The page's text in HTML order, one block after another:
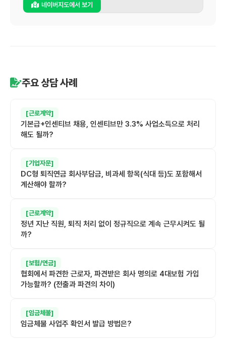
네이버지도에서 보기
주요 상담 사례
[근로계약]
기본급+인센티브 채용, 인센티브만 3.3% 사업소득으로 처리
해도 될까?
[기업자문]
DC형 퇴직연금 회사부담금, 비과세 항목(식대 등)도 포함해서
계산해야 할까?
[근로계약]
정년 지난 직원, 퇴직 처리 없이 정규직으로 계속 근무시켜도 될
까?
[보험/연금]
협회에서 파견한 근로자, 파견받은 회사 명의로 4대보험 가입
가능할까? (전출과 파견의 차이)
[임금체불]
임금체불 사업주 확인서 발급 방법은?